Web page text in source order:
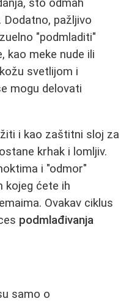
što odmah
Dodatno, pažljivo
"podmladiti"
kao meke nude ili
svetlijom i
mogu delovati
i kao zaštitni sloj za
krhak i lomljiv.
i "odmor"
kojeg ćete ih
Ovakav ciklus
podmlađivanja
samo o